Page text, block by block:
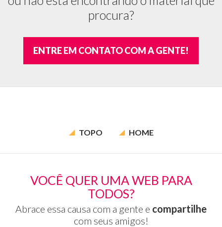
procura?
ENTRE EM CONTATO COM A GENTE!
TOPO HOME
VOCÊ QUER UMA WEB PARA
TODOS?
Abrace essa causa com a gente e compartilhe
com seus amigos!